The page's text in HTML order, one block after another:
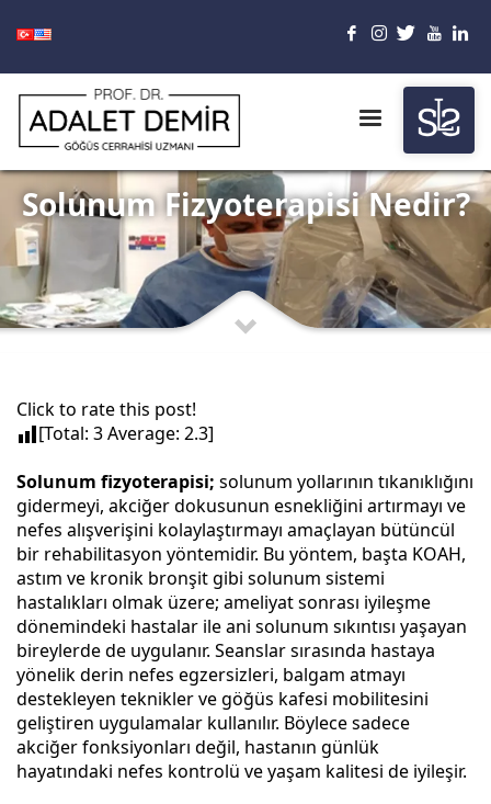
Solunum Fizyoterapisi Nedir?
Click to rate this post!
[Total: 3Average: 2.3]
Solunum fizyoterapisi; solunum yollarının tıkanıklığını
gidermeyi, akciğer dokusunun esnekliğini artırmayı ve
nefes alışverişini kolaylaştırmayı amaçlayan bütüncül
bir rehabilitasyon yöntemidir. Bu yöntem, başta KOAH,
astım ve kronik bronşit gibi solunum sistemi
hastalıkları olmak üzere; ameliyat sonrası iyileşme
dönemindeki hastalar ile ani solunum sıkıntısı yaşayan
bireylerde de uygulanır. Seanslar sırasında hastaya
yönelik derin nefes egzersizleri, balgam atmayı
destekleyen teknikler ve göğüs kafesi mobilitesini
geliştiren uygulamalar kullanılır. Böylece sadece
akciğer fonksiyonları değil, hastanın günlük
hayatındaki nefes kontrolü ve yaşam kalitesi de iyileşir.